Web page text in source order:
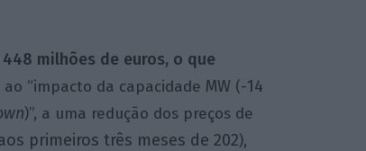
448 milhões de euros, o que
ao “impacto da capacidade MW (-14
)”, a uma redução dos preços de
primeiros três meses de 202),